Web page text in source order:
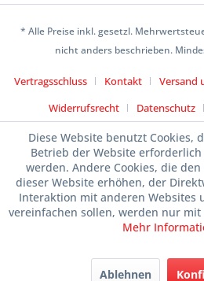
* Alle Preise inkl. gesetzl.
nicht anders beschrieben.
Vertragsschluss Kontakt
Versand
Widerrufsrecht
Datenschutz
Diese Website benutzt Cookies,
Betrieb der Website
werden. Andere Cookies, die
dieser Website erhöhen, der
Interaktion mit anderen Websites
vereinfachen sollen, werden nur
Mehr
Ablehnen